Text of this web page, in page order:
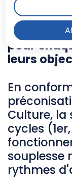
Le
pour
leurs
En
Culture, la
cycles
souplesse
rythmes